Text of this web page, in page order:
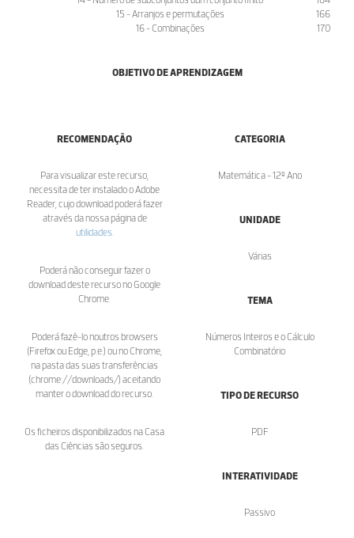
15 - Arranjos e permutações
166
16 - Combinações
170
OBJETIVO DE APRENDIZAGEM
RECOMENDAÇÃO
Para visualizar este recurso,
necessita de ter instalado o Adobe
Reader, cujo download poderá fazer
através da nossa página de
utilidades
Poderá não conseguir fazer o
download deste recurso no Google
Chrome.
Poderá fazê-lo noutros browsers
(Firefox ou Edge, p.e.) ou no Chrome,
na pasta das suas transferências
(chrome://downloads/) aceitando
manter o download do recurso.
Os ficheiros disponibilizados na Casa
das Ciências são seguros.
CATEGORIA
Matemática - 12º Ano
UNIDADE
Várias
TEMA
Números Inteiros e o Cálculo
Combinatório
TIPO DE RECURSO
PDF
INTERATIVIDADE
Passivo